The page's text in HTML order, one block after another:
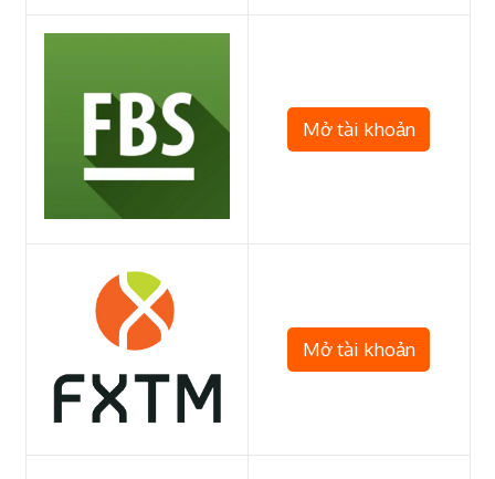
Mở tài khoản
Mở tài khoản